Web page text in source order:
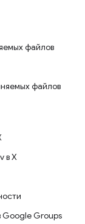
файлов
файлов
в X
Groups